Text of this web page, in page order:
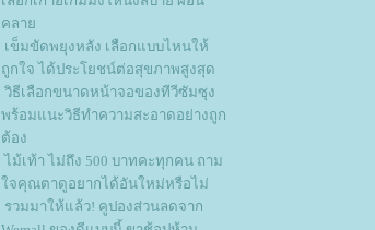
คลา
เข็มขัดพยุงหลัง เลือกแบบไหนให้
ถูกใจ ได้ประโยชน์ต่อสุขภาพสูงสุด
วิธีเลือกขนาดหน้าจอของทีวีซัมซุง
พร้อมแนะวิธีทำความสะอาดอย่างถูก
ต้อง
ไม้เท้า ไม่ถึง 500 บาทคะทุกคน ถาม
จคุณตาดูอยากได้อันใหม่หรือไม่
รวมมาให้แล้ว! คูปองส่วนลดจาก